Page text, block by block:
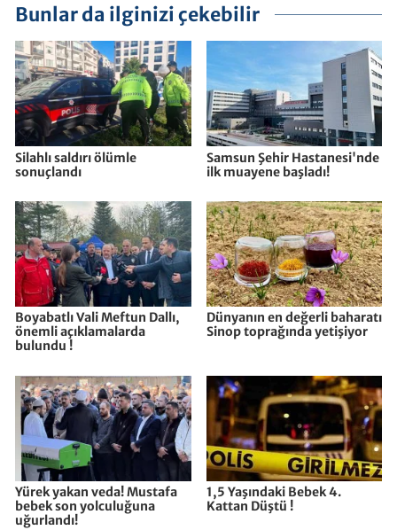
Bunlar da ilginizi çekebilir
Silahlı saldırı ölümle
sonuçlandı
Samsun Şehir Hastanesi'nde
ilk muayene başladı!
Boyabatlı Vali Meftun Dallı,
önemli açıklamalarda
bulundu !
Dünyanın en değerli baharatı
Sinop toprağında yetişiyor
Yürek yakan veda! Mustafa
bebek son yolculuğuna
uğurlandı!
1,5 Yaşındaki Bebek 4.
Kattan Düştü !